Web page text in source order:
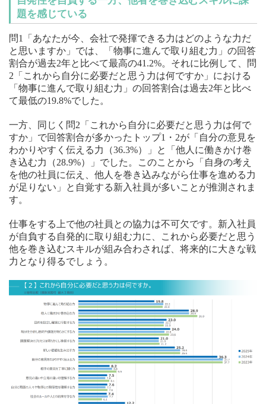
題を感じている
問1「あなたが今、会社で発揮できる力はどのような力だ
と思いますか」では、「物事に進んで取り組む力」の回答
割合が過去2年と比べて最高の41.2%。それに比例して、問
2「これから自分に必要だと思う力は何ですか」における
「物事に進んで取り組む力」の回答割合は過去2年と比べ
て最低の19.8%でした。
一方、同じく問2「これから自分に必要だと思う力は何で
すか」で回答割合が多かったトップ1・2が「自分の意見を
わかりやすく伝える力（36.3%）」と「他人に働きかけ巻
き込む力（28.9%）」でした。このことから「自身の考え
を他の社員に伝え、他人を巻き込みながら仕事を進める力
が足りない」と自覚する新入社員が多いことが推測されま
す。
仕事をする上で他の社員との協力は不可欠です。新入社員
が自負する自発的に取り組む力に、これから必要だと思う
他を巻き込むスキルが組み合わされば、将来的に大きな戦
力となり得るでしょう。